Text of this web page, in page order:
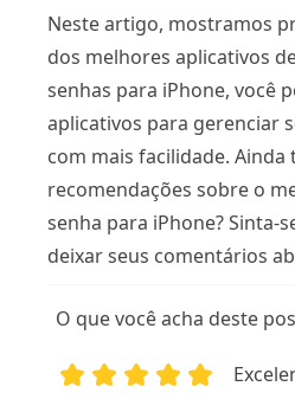
Neste artigo, mostramos
dos melhores aplicativos
senhas para iPhone, você
aplicativos para gerenciar
com mais facilidade. Ainda
recomendações sobre o
senha para iPhone? Sinta-
deixar seus comentários
O que você acha deste